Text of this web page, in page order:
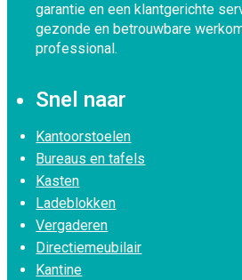
garantie en een klantgerichte
gezonde en betrouwbare
professional.
Snel naar
Kantoorstoelen
Bureaus en tafels
Kasten
Ladeblokken
Vergaderen
Directiemeubilair
Kantine